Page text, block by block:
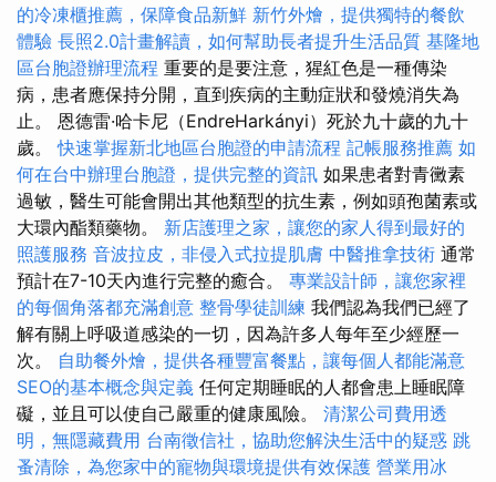
的冷凍櫃推薦，保障食品新鮮 新竹外燴，提供獨特的餐飲
體驗 長照2.0計畫解讀，如何幫助長者提升生活品質 基隆地
區台胞證辦理流程 重要的是要注意，猩紅色是一種傳染
病，患者應保持分開，直到疾病的主動症狀和發燒消失為
止。 恩德雷·哈卡尼（EndreHarkányi）死於九十歲的九十
歲。快速掌握新北地區台胞證的申請流程 記帳服務推薦 如
何在台中辦理台胞證，提供完整的資訊 如果患者對青黴素
過敏，醫生可能會開出其他類型的抗生素，例如頭孢菌素或
大環內酯類藥物。 新店護理之家，讓您的家人得到最好的
照護服務 音波拉皮，非侵入式拉提肌膚 中醫推拿技術 通常
預計在7-10天內進行完整的癒合。 專業設計師，讓您家裡
的每個角落都充滿創意 整骨學徒訓練 我們認為我們已經了
解有關上呼吸道感染的一切，因為許多人每年至少經歷一
次。 自助餐外燴，提供各種豐富餐點，讓每個人都能滿意
SEO的基本概念與定義 任何定期睡眠的人都會患上睡眠障
礙，並且可以使自己嚴重的健康風險。 清潔公司費用透
明，無隱藏費用 台南徵信社，協助您解決生活中的疑惑 跳
蚤清除，為您家中的寵物與環境提供有效保護 營業用冰